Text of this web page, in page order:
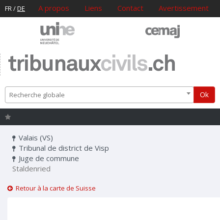
FR/DE A propos Liens Contact Avertissement
tribunauxcivils.ch
Recherche globale Ok
Valais (VS)
Tribunal de district de Visp
Juge de commune
Staldenried
Retour à la carte de Suisse